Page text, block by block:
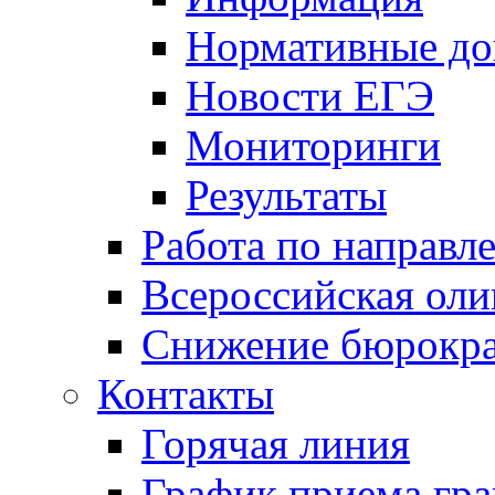
Нормативные
Новости ЕГЭ
Мониторинги
Результаты
Работа по
Всероссийская
Снижение
Контакты
Горячая линия